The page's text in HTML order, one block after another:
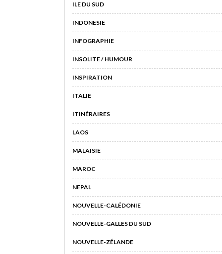
ILE DU SUD
INDONESIE
INFOGRAPHIE
INSOLITE / HUMOUR
INSPIRATION
ITALIE
ITINÉRAIRES
LAOS
MALAISIE
MAROC
NEPAL
NOUVELLE-CALÉDONIE
NOUVELLE-GALLES DU SUD
NOUVELLE-ZÉLANDE